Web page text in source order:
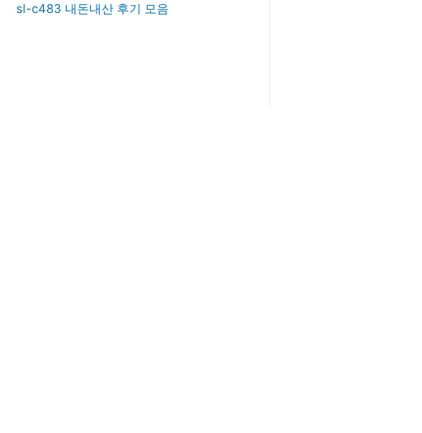
sl-c483 내돈내산 후기 모음